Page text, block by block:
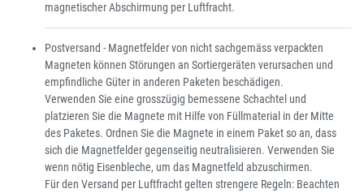
magnetischer Abschirmung per Luftfracht.
Postversand - Magnetfelder von nicht sachgemäss verpackten
Magneten können Störungen an Sortiergeräten verursachen und
empfindliche Güter in anderen Paketen beschädigen.
Verwenden Sie eine grosszügig bemessene Schachtel und
platzieren Sie die Magnete mit Hilfe von Füllmaterial in der Mitte
des Paketes. Ordnen Sie die Magnete in einem Paket so an, dass
sich die Magnetfelder gegenseitig neutralisieren. Verwenden Sie
wenn nötig Eisenbleche, um das Magnetfeld abzuschirmen.
Für den Versand per Luftfracht gelten strengere Regeln: Beachten